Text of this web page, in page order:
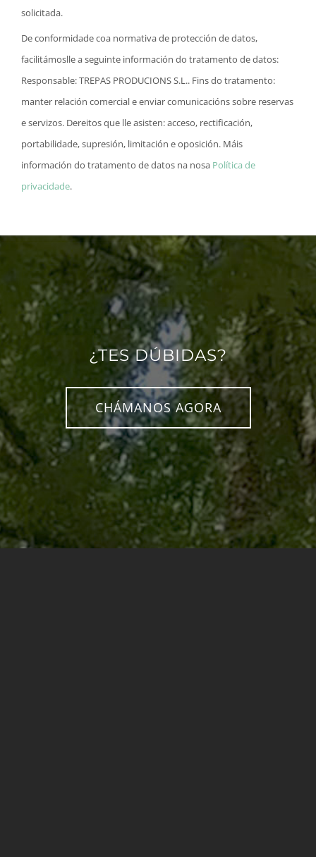
solicitada.
De conformidade coa normativa de protección de datos,
facilitámoslle a seguinte información do tratamento de datos:
Responsable: TREPAS PRODUCIONS S.L.. Fins do tratamento:
manter relación comercial e enviar comunicacións sobre reservas
e servizos. Dereitos que lle asisten: acceso, rectificación,
portabilidade, supresión, limitación e oposición. Máis
información do tratamento de datos na nosa Política de
privacidade.
¿TES DÚBIDAS?
CHÁMANOS AGORA